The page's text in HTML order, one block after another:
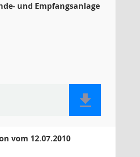
und Empfangsanlage
vom 12.07.2010